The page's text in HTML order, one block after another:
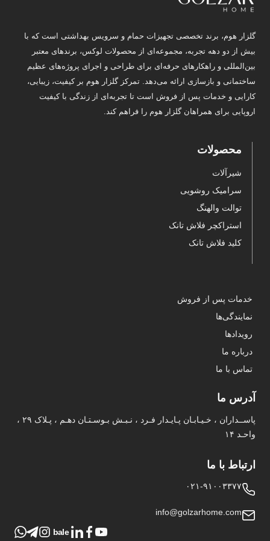
bale
آدرس ما
پاســداران ، خـیـابـان پـایـدار فـرد ، نـبـش بـوسـتـان دهـم ، پـلاک ۲۹ ،
واحـد ۱۴
ارتباط با ما
۰۲۱-۹۱۰۰۳۳۷۷
info@golzarhome.com
گلزار هوم، برند تخصصی تجهیزات حمام و سرویس بهداشتی است که با
بیش از دو دهه تجربه، مجموعه‌ای از محصولات لوکس، برندهای معتبر
بین‌المللی و راهکارهای حرفه‌ای برای طراحی و اجرای پروژه‌های عظیم
ساختمانی و بازسازی ارائه می‌دهد. تمرکز گلزار هوم بر کیفیت، زیبایی،
کارایی و خدمات پس از فروش است تا تجربه‌ای از زندگی با کیفیت
اروپایی برای همراهان گلزار هوم را فراهم کند.
خدمات پس از فروش
نمایندگی‌ها
رویدادها
درباره ما
تماس با ما
محصولات
شیرآلات
سرامیک روشویی
توالت والهنگ
استراکچر فلاش تانک
کلید فلاش تانک